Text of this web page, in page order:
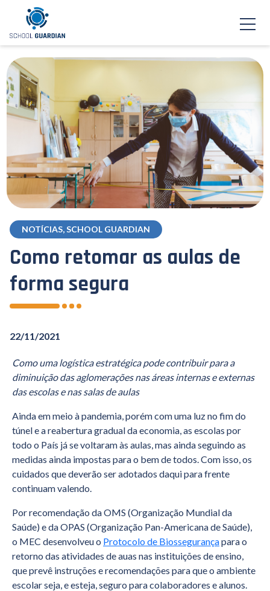
NOTÍCIAS, SCHOOL GUARDIAN
Como retomar as aulas de
forma segura
22/11/2021
Como uma logística estratégica pode contribuir para a
diminuição das aglomerações nas áreas internas e externas
das escolas e nas salas de aulas
Ainda em meio à pandemia, porém com uma luz no fim do
túnel e a reabertura gradual da economia, as escolas por
todo o País já se voltaram às aulas, mas ainda seguindo as
medidas ainda impostas para o bem de todos. Com isso, os
cuidados que deverão ser adotados daqui para frente
continuam valendo.
Por recomendação da OMS (Organização Mundial da
Saúde) e da OPAS (Organização Pan-Americana de Saúde),
o MEC desenvolveu o Protocolo de Biossegurançapara o
retorno das atividades de auas nas instituições de ensino,
que prevê instruções e recomendações para que o ambiente
escolar seja, e esteja, seguro para colaboradores e alunos.